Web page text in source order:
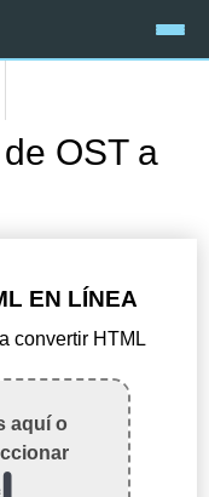
OST a
EN LÍNEA
convertir HTML
aquí o